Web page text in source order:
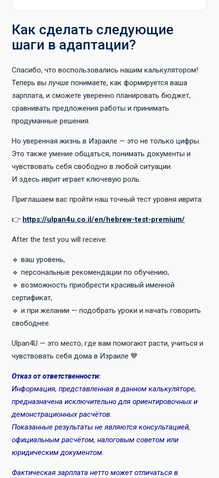
Как сделать следующие
шаги в адаптации?
Спасибо, что воспользовались нашим калькулятором!
Теперь вы лучше понимаете, как формируется ваша
зарплата, и сможете уверенно планировать бюджет,
сравнивать предложения работы и принимать
продуманные решения.
Но уверенная жизнь в Израиле — это не только цифры.
Это также умение общаться, понимать документы и
чувствовать себя свободно в любой ситуации.
И здесь иврит играет ключевую роль.
Приглашаем вас пройти наш точный тест уровня иврита:
👉 https://ulpan4u.co.il/en/hebrew-test-premium/
After the test you will receive:
🔹 ваш уровень,
🔹 персональные рекомендации по обучению,
🔹 возможность приобрести красивый именной
сертификат,
🔹 и при желании — подобрать уроки и начать говорить
свободнее.
Ulpan4U — это место, где вам помогают расти, учиться и
чувствовать себя дома в Израиле 💙
Отказ от ответственности:
Информация, представленная в данном калькуляторе,
предназначена исключительно для ориентировочных и
демонстрационных расчётов.
Показанные результаты не являются консультацией,
официальным расчётом, налоговым советом или
юридическим документом.
Фактическая зарплата нетто может отличаться в